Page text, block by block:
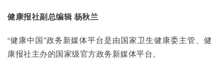
健康报社副总编辑 杨秋兰
“健康中国”政务新媒体平台是由国家卫生健康委主管、健
康报社主办的国家级官方政务新媒体平台。